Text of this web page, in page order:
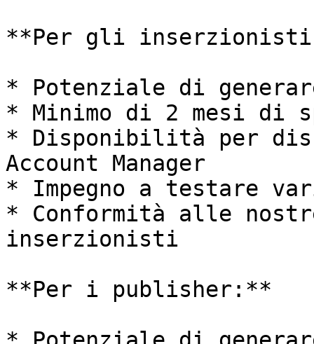
**Per gli
* Potenziale di
* Minimo di 2 mesi di
* Disponibilità per
Account Manager
* Impegno a testare
* Conformità alle
inserzionisti
**Per i publisher:**